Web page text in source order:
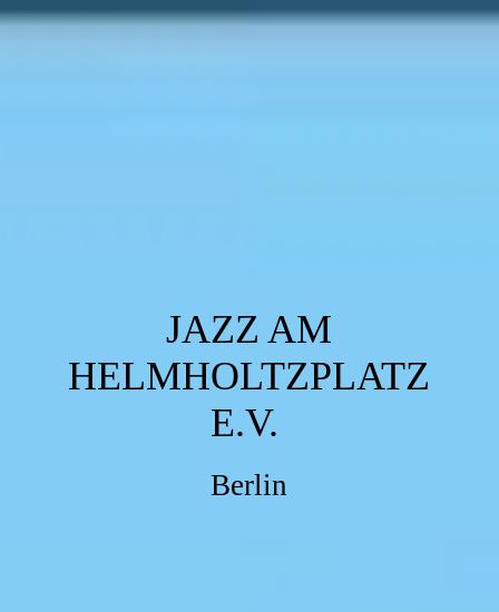
JAZZ AM
HELMHOLTZPLATZ
E.V.
Berlin